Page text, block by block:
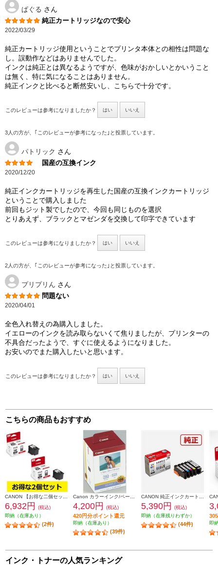
ぱぐる さん
純正カートリッジなので安心
2022/03/29
純正カートリッジ使用ということでプリンタ本体との相性は問題な
し。誤動作などはありませんでした。
インクは純正とは異なるようですが、色味がおかしいとかいうこと
は無く、特に気になることはありません。
純正インクと比べると断然安いし、こちらで十分です。
このレビューは参考になりましたか？ はい いいえ
3人の方が、｢このレビューが参考になった｣と投票しています。
パトリック さん
国産の互換インク
2020/12/20
純正インクカートリッジを再生した国産の互換インクカートリッジ
ということで購入しました
前回もジット製でしたので、今回も同じものを選択
とりあえず、ブラックとマゼンダを交換して印字できています
このレビューは参考になりましたか？ はい いいえ
2人の方が、｢このレビューが参考になった｣と投票しています。
プリプリん さん
問題ない
2020/04/01
全色入れ替えの為購入しました。
イエローのインクを読み取らないくて焦りましたが、プリンターの
不具合だったようで、すぐに使えるようになりました。
お安いのでまた購入したいと思います。
このレビューは参考になりましたか？ はい いいえ
こちらの商品もおすすめ
6,932円
(税込)
即納（在庫あり）
(2件)
4,200円 (税込)
420円分ポイント還元
即納（在庫あり）
(39件)
5,390円
(税込)
即納（在庫残りわずか）
(44件) 即
インク・トナーの人気ランキング